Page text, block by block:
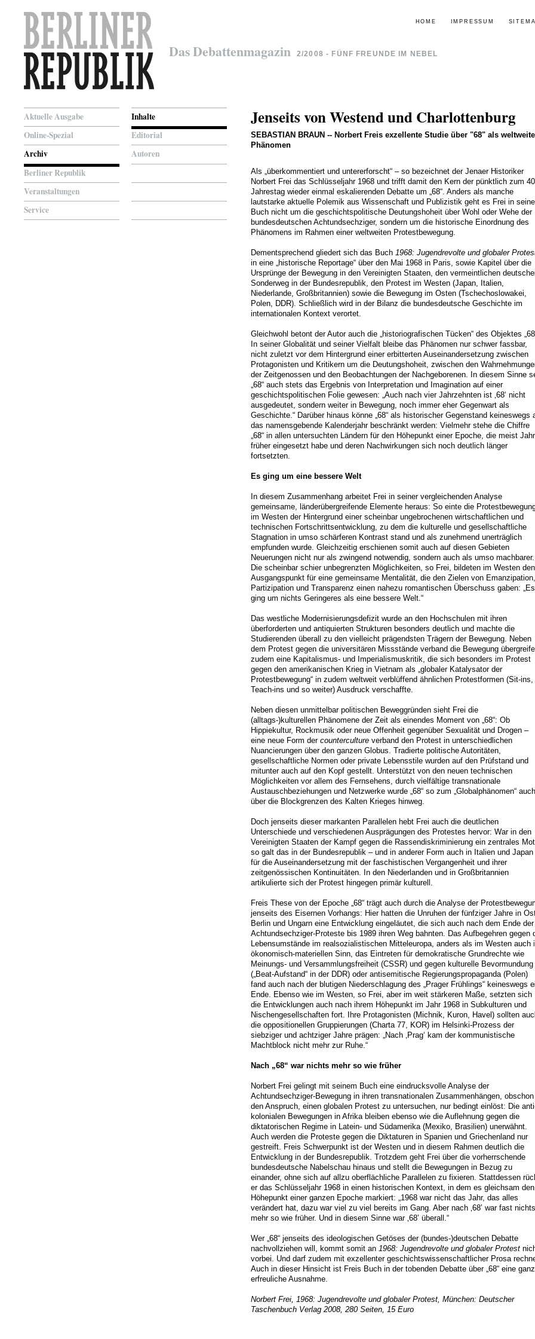
Das Debattenmagazin 2/2008 - FÜNF FREUNDE IM NEBEL
HOME IMPRESSUM
Aktuelle Ausgabe
Online-Spezial
Archiv
Berliner Republik
Veranstaltungen
Service
Inhalte
Editorial
Autoren
Jenseits von Westend und Charlottenburg
SEBASTIAN BRAUN -- Norbert Freis exzellente Studie über "68" als
Phänomen
Als „überkommentiert und untererforscht“ – so bezeichnet der Jenaer Historiker
Norbert Frei das Schlüsseljahr 1968 und trifft damit den Kern der pünktlich zum
Jahrestag wieder einmal eskalierenden Debatte um „68“. Anders als manche
lautstarke aktuelle Polemik aus Wissenschaft und Publizistik geht es Frei in
Buch nicht um die geschichtspolitische Deutungshoheit über Wohl oder Wehe der
bundesdeutschen Achtundsechziger, sondern um die historische Einordnung des
Phänomens im Rahmen einer weltweiten Protestbewegung.
Dementsprechend gliedert sich das Buch 1968: Jugendrevolte und globaler
in eine „historische Reportage“ über den Mai 1968 in Paris, sowie Kapitel über die
Ursprünge der Bewegung in den Vereinigten Staaten, den vermeintlichen
Sonderweg in der Bundesrepublik, den Protest im Westen (Japan, Italien,
Niederlande, Großbritannien) sowie die Bewegung im Osten (Tschechoslowakei,
Polen, DDR). Schließlich wird in der Bilanz die bundesdeutsche Geschichte im
internationalen Kontext verortet.
Gleichwohl betont der Autor auch die „historiografischen Tücken“ des Objektes
In seiner Globalität und seiner Vielfalt bleibe das Phänomen nur schwer fassbar,
nicht zuletzt vor dem Hintergrund einer erbitterten Auseinandersetzung zwischen
Protagonisten und Kritikern um die Deutungshoheit, zwischen den
der Zeitgenossen und den Beobachtungen der Nachgeborenen. In diesem Sinne
„68“ auch stets das Ergebnis von Interpretation und Imagination auf einer
geschichtspolitischen Folie gewesen: „Auch nach vier Jahrzehnten ist ‚68‘ nicht
ausgedeutet, sondern weiter in Bewegung, noch immer eher Gegenwart als
Geschichte.“ Darüber hinaus könne „68“ als historischer Gegenstand keineswegs
das namensgebende Kalenderjahr beschränkt werden: Vielmehr stehe die Chiffre
„68“ in allen untersuchten Ländern für den Höhepunkt einer Epoche, die meist
früher eingesetzt habe und deren Nachwirkungen sich noch deutlich länger
fortsetzten.
Es ging um eine bessere Welt
In diesem Zusammenhang arbeitet Frei in seiner vergleichenden Analyse
gemeinsame, länderübergreifende Elemente heraus: So einte die
im Westen der Hintergrund einer scheinbar ungebrochenen wirtschaftlichen und
technischen Fortschrittsentwicklung, zu dem die kulturelle und gesellschaftliche
Stagnation in umso schärferen Kontrast stand und als zunehmend unerträglich
empfunden wurde. Gleichzeitig erschienen somit auch auf diesen Gebieten
Neuerungen nicht nur als zwingend notwendig, sondern auch als umso machbarer.
Die scheinbar schier unbegrenzten Möglichkeiten, so Frei, bildeten im Westen den
Ausgangspunkt für eine gemeinsame Mentalität, die den Zielen von Emanzipation,
Partizipation und Transparenz einen nahezu romantischen Überschuss gaben: „Es
ging um nichts Geringeres als eine bessere Welt.“
Das westliche Modernisierungsdefizit wurde an den Hochschulen mit ihren
überforderten und antiquierten Strukturen besonders deutlich und machte die
Studierenden überall zu den vielleicht prägendsten Trägern der Bewegung. Neben
dem Protest gegen die universitären Missstände verband die Bewegung
zudem eine Kapitalismus- und Imperialismuskritik, die sich besonders im Protest
gegen den amerikanischen Krieg in Vietnam als „globaler Katalysator der
Protestbewegung“ in zudem weltweit verblüffend ähnlichen Protestformen (Sit-ins,
Teach-ins und so weiter) Ausdruck verschaffte.
Neben diesen unmittelbar politischen Beweggründen sieht Frei die
(alltags-)kulturellen Phänomene der Zeit als einendes Moment von „68“: Ob
Hippiekultur, Rockmusik oder neue Offenheit gegenüber Sexualität und Drogen –
eine neue Form der counterculture verband den Protest in unterschiedlichen
Nuancierungen über den ganzen Globus. Tradierte politische Autoritäten,
gesellschaftliche Normen oder private Lebensstile wurden auf den Prüfstand und
mitunter auch auf den Kopf gestellt. Unterstützt von den neuen technischen
Möglichkeiten vor allem des Fernsehens, durch vielfältige transnationale
Austauschbeziehungen und Netzwerke wurde „68“ so zum „Globalphänomen“ auch
über die Blockgrenzen des Kalten Krieges hinweg.
Doch jenseits dieser markanten Parallelen hebt Frei auch die deutlichen
Unterschiede und verschiedenen Ausprägungen des Protestes hervor: War in den
Vereinigten Staaten der Kampf gegen die Rassendiskriminierung ein zentrales
so galt das in der Bundesrepublik – und in anderer Form auch in Italien und Japan
für die Auseinandersetzung mit der faschistischen Vergangenheit und ihrer
zeitgenössischen Kontinuitäten. In den Niederlanden und in Großbritannien
artikulierte sich der Protest hingegen primär kulturell.
Freis These von der Epoche „68“ trägt auch durch die Analyse der
jenseits des Eisernen Vorhangs: Hier hatten die Unruhen der fünfziger Jahre in
Berlin und Ungarn eine Entwicklung eingeläutet, die sich auch nach dem Ende der
Achtundsechziger-Proteste bis 1989 ihren Weg bahnten. Das Aufbegehren gegen
Lebensumstände im realsozialistischen Mitteleuropa, anders als im Westen auch
ökonomisch-materiellen Sinn, das Eintreten für demokratische Grundrechte wie
Meinungs- und Versammlungsfreiheit (CSSR) und gegen kulturelle Bevormundung
(„Beat-Aufstand“ in der DDR) oder antisemitische Regierungspropaganda (Polen)
fand auch nach der blutigen Niederschlagung des „Prager Frühlings“ keineswegs
Ende. Ebenso wie im Westen, so Frei, aber im weit stärkeren Maße, setzten sich
die Entwicklungen auch nach ihrem Höhepunkt im Jahr 1968 in Subkulturen und
Nischengesellschaften fort. Ihre Protagonisten (Michnik, Kuron, Havel) sollten
die oppositionellen Gruppierungen (Charta 77, KOR) im Helsinki-Prozess der
siebziger und achtziger Jahre prägen: „Nach ‚Prag‘ kam der kommunistische
Machtblock nicht mehr zur Ruhe.“
Nach „68“ war nichts mehr so wie früher
Norbert Frei gelingt mit seinem Buch eine eindrucksvolle Analyse der
Achtundsechziger-Bewegung in ihren transnationalen Zusammenhängen,
den Anspruch, einen globalen Protest zu untersuchen, nur bedingt einlöst: Die
kolonialen Bewegungen in Afrika bleiben ebenso wie die Auflehnung gegen die
diktatorischen Regime in Latein- und Südamerika (Mexiko, Brasilien) unerwähnt.
Auch werden die Proteste gegen die Diktaturen in Spanien und Griechenland nur
gestreift. Freis Schwerpunkt ist der Westen und in diesem Rahmen deutlich die
Entwicklung in der Bundesrepublik. Trotzdem geht Frei über die vorherrschende
bundesdeutsche Nabelschau hinaus und stellt die Bewegungen in Bezug zu
einander, ohne sich auf allzu oberflächliche Parallelen zu fixieren. Stattdessen
er das Schlüsseljahr 1968 in einen historischen Kontext, in dem es gleichsam den
Höhepunkt einer ganzen Epoche markiert: „1968 war nicht das Jahr, das alles
verändert hat, dazu war viel zu viel bereits im Gang. Aber nach ‚68’ war fast nichts
mehr so wie früher. Und in diesem Sinne war ‚68’ überall.“
Wer „68“ jenseits des ideologischen Getöses der (bundes-)deutschen Debatte
nachvollziehen will, kommt somit an 1968: Jugendrevolte und globaler Protest
vorbei. Und darf zudem mit exzellenter geschichtswissenschaftlicher Prosa
Auch in dieser Hinsicht ist Freis Buch in der tobenden Debatte über „68“ eine ganz
erfreuliche Ausnahme.
Norbert Frei, 1968: Jugendrevolte und globaler Protest, München: Deutscher
Taschenbuch Verlag 2008, 280 Seiten, 15 Euro